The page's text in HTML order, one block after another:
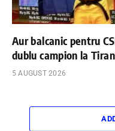
Aur balcanic pentru
dublu campion la
5 AUGUST 2026